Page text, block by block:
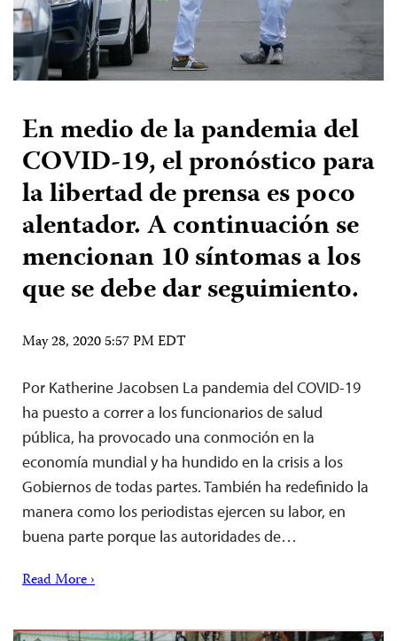
En medio de la pandemia del
COVID-19, el pronóstico para
la libertad de prensa es poco
alentador. A continuación se
mencionan 10 síntomas a los
que se debe dar seguimiento.
May 28, 2020 5:57 PM EDT
Por Katherine Jacobsen La pandemia del COVID-19
ha puesto a correr a los funcionarios de salud
pública, ha provocado una conmoción en la
economía mundial y ha hundido en la crisis a los
Gobiernos de todas partes. También ha redefinido la
manera como los periodistas ejercen su labor, en
buena parte porque las autoridades de…
Read More ›